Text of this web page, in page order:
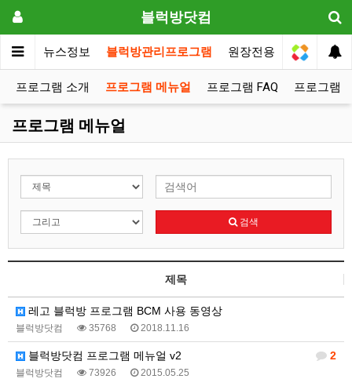
블럭방닷컴
메인 뉴스정보 블럭방관리프로그램 원장전용
프로그램 소개 프로그램 메뉴얼 프로그램 FAQ 프로그램
프로그램 메뉴얼
검색
제목
레고 블럭방 프로그램 BCM 사용 동영상
블럭방닷컴 35768 2018.11.16
2
블럭방닷컴 프로그램 메뉴얼 v2
블럭방닷컴 73926 2015.05.25